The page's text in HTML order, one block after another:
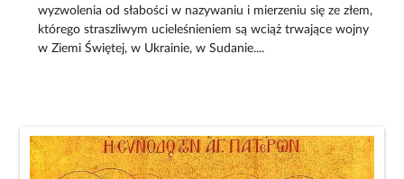
wyzwolenia od słabości w nazywaniu i mierzeniu się ze złem,
którego straszliwym ucieleśnieniem są wciąż trwające wojny
w Ziemi Świętej, w Ukrainie, w Sudanie....